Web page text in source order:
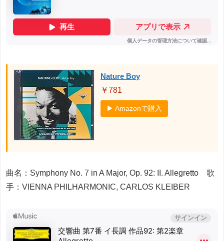
Nature Boy
￥781
▶ Amazonで購入
曲名：Symphony No. 7 in A Major, Op. 92: II. Allegretto 歌
手：VIENNA PHILHARMONIC, CARLOS KLEIBER